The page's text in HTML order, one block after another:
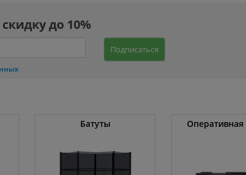
до 10%
Подписаться
Батуты